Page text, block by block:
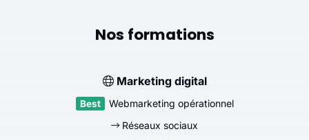
Nos formations
Marketing digital
Webmarketing opérationnel
Réseaux sociaux